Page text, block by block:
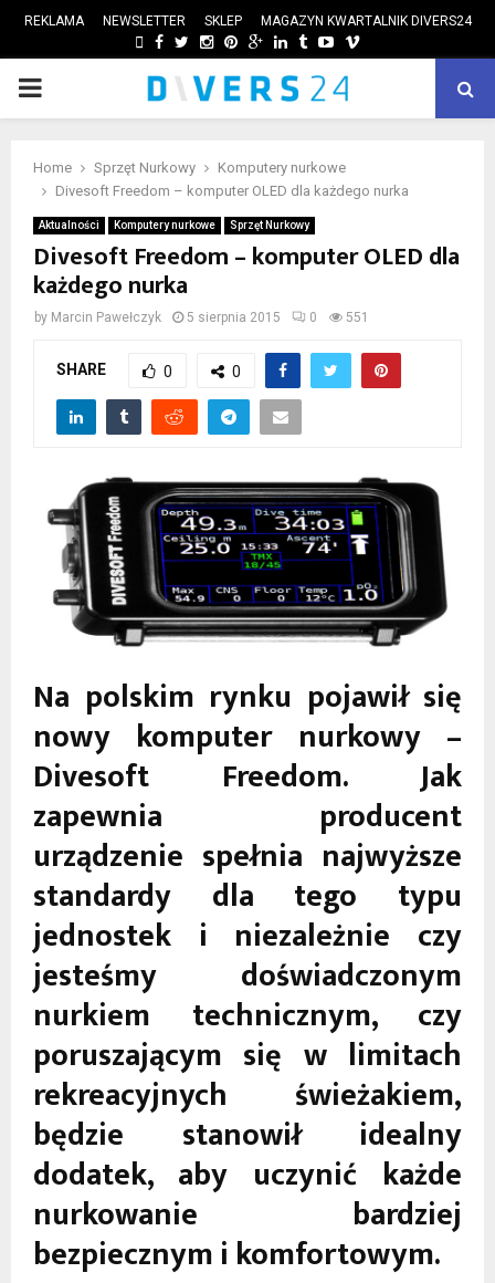
REKLAMA NEWSLETTER SKLEP MAGAZYN KWARTALNIK DIVERS24
FACEBOOK
TWITTER
INSTAGRAM
PINTEREST
GOOGLE
LINKEDIN
TUMBLRYOUTUBE
VIMEO
PRIMARY
Home Sprzęt Nurkowy
Komputery nurkowe
Divesoft Freedom – komputer OLED dla każdego nurka
Aktualności Komputery nurkowe Sprzęt Nurkowy
Divesoft Freedom – komputer OLED dla
każdego nurka
by Marcin Pawełczyk 5 sierpnia 2015 0 551
SHARE 0 0
Na polskim rynku pojawił się
nowy komputer nurkowy –
Divesoft Freedom. Jak
zapewnia producent
urządzenie spełnia najwyższe
standardy dla tego typu
jednostek i niezależnie czy
jesteśmy doświadczonym
nurkiem technicznym, czy
poruszającym się w limitach
rekreacyjnych świeżakiem,
będzie stanowił idealny
dodatek, aby uczynić każde
nurkowanie bardziej
bezpiecznym i komfortowym.